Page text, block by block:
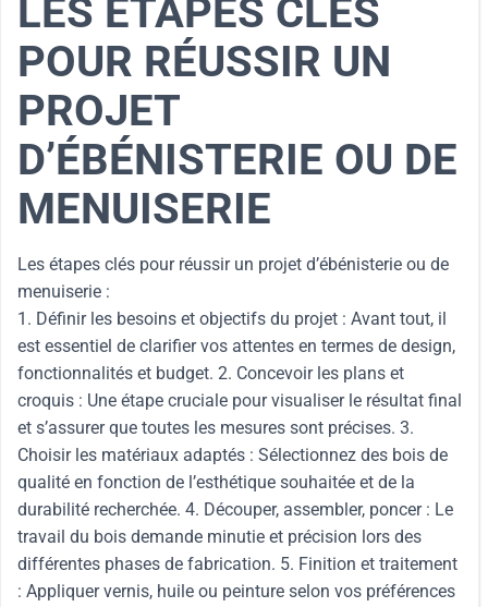
LES ÉTAPES CLÉS
POUR RÉUSSIR UN
PROJET
D’ÉBÉNISTERIE OU DE
MENUISERIE
Les étapes clés pour réussir un projet d’ébénisterie ou de
menuiserie :
1. Définir les besoins et objectifs du projet : Avant tout, il
est essentiel de clarifier vos attentes en termes de design,
fonctionnalités et budget. 2. Concevoir les plans et
croquis : Une étape cruciale pour visualiser le résultat final
et s’assurer que toutes les mesures sont précises. 3.
Choisir les matériaux adaptés : Sélectionnez des bois de
qualité en fonction de l’esthétique souhaitée et de la
durabilité recherchée. 4. Découper, assembler, poncer : Le
travail du bois demande minutie et précision lors des
différentes phases de fabrication. 5. Finition et traitement
: Appliquer vernis, huile ou peinture selon vos préférences